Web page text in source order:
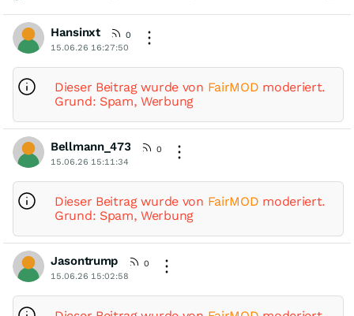
Hansinxt
0
15.06.26 16:27:50
Dieser Beitrag wurde von FairMOD moderiert.
Grund: Spam, Werbung
Bellmann_473
0
15.06.26 15:11:34
Dieser Beitrag wurde von FairMOD moderiert.
Grund: Spam, Werbung
Jasontrump
0
15.06.26 15:02:58